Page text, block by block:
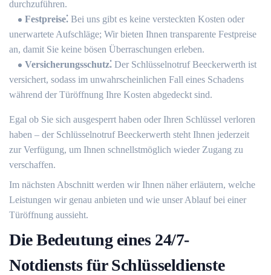
durchzuführen.​
Festpreise⁚ Bei uns gibt es keine versteckten Kosten oder
unerwartete Aufschläge; Wir bieten Ihnen transparente Festpreise
an, damit Sie keine bösen Überraschungen erleben.​
Versicherungsschutz⁚ Der Schlüsselnotruf Beeckerwerth ist
versichert, sodass im unwahrscheinlichen Fall eines Schadens
während der Türöffnung Ihre Kosten abgedeckt sind.​
Egal ob Sie sich ausgesperrt haben oder Ihren Schlüssel verloren
haben – der Schlüsselnotruf Beeckerwerth steht Ihnen jederzeit
zur Verfügung, um Ihnen schnellstmöglich wieder Zugang zu
verschaffen.​
Im nächsten Abschnitt werden wir Ihnen näher erläutern, welche
Leistungen wir genau anbieten und wie unser Ablauf bei einer
Türöffnung aussieht.​
Die Bedeutung eines 24/7-
Notdiensts für Schlüsseldienste